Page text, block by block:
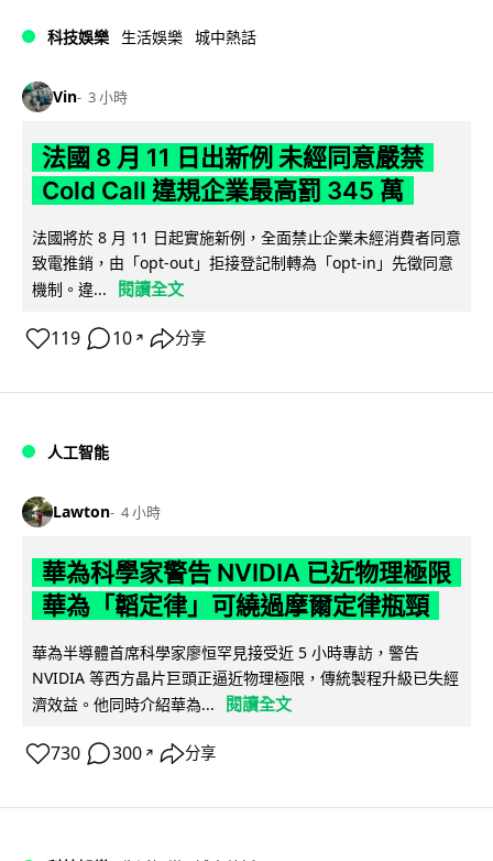
科技娛樂 生活娛樂 城中熱話
Vin 3 小時
法國 8 月 11 日出新例 未經同意嚴禁
Cold Call 違規企業最高罰 345 萬
法國將於 8 月 11 日起實施新例，全面禁止企業未經消費者同意
致電推銷，由「opt-out」拒接登記制轉為「opt-in」先徵同意
機制。違...
閱讀全文
119 10 ↗ 分享
人工智能
Lawton 4 小時
華為科學家警告 NVIDIA 已近物理極限
華為「韜定律」可繞過摩爾定律瓶頸
華為半導體首席科學家廖恒罕見接受近 5 小時專訪，警告
NVIDIA 等西方晶片巨頭正逼近物理極限，傳統製程升級已失經
濟效益。他同時介紹華為...
閱讀全文
730 300 ↗ 分享